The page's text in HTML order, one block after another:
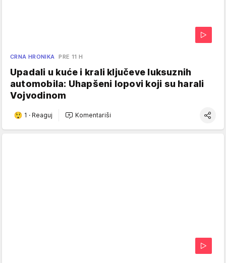
CRNA HRONIKA PRE 11 H
Upadali u kuće i krali ključeve luksuznih
automobila: Uhapšeni lopovi koji su harali
Vojvodinom
1 · Reaguj Komentariši